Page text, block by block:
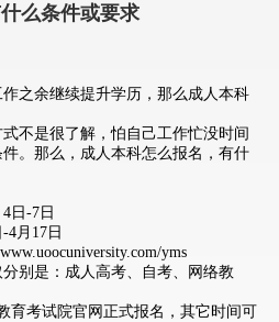
么条件或要求
之余继续提升学历，那么成人本科
不是很了解，怕自己工作忙没时间
。那么，成人本科怎么报名，有什
日-7日
4月17日
yms
别是：成人高考、自考、网络教
育考试院官网正式报名，其它时间可